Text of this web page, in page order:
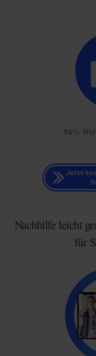
94%
Nachhilfe leicht
für